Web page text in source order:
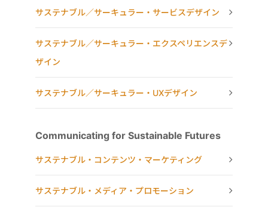
サステナブル／サーキュラー・サービスデザイン
サステナブル／サーキュラー・エクスペリエンスデ
ザイン
サステナブル／サーキュラー・UXデザイン
Communicating for Sustainable Futures
サステナブル・コンテンツ・マーケティング
サステナブル・メディア・プロモーション